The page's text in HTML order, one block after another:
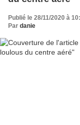
Publié le 28/11/2020 à
Par danie